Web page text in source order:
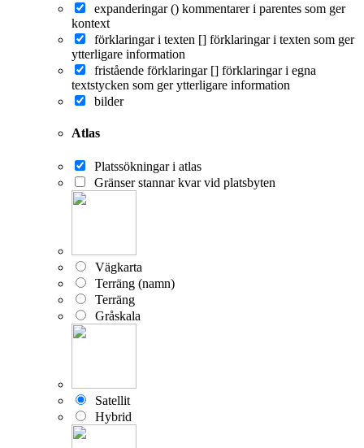
expanderingar () kommentarer i parentes som ger
kontext
förklaringar i texten [] förklaringar i texten som ger
ytterligare information
fristående förklaringar [] förklaringar i egna
textstycken som ger ytterligare information
bilder
Atlas
Platssökningar i atlas
Gränser stannar kvar vid platsbyten
Vägkarta
Terräng (namn)
Terräng
Gråskala
Satellit
Hybrid